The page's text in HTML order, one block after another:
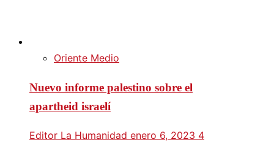
Oriente Medio
Nuevo informe palestino sobre el
apartheid israelí
Editor La Humanidad enero 6, 2023 4